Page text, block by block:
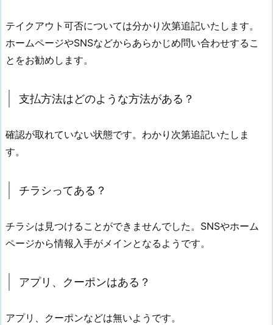
テイクアウト可否については分かり次第追記いたします。
ホームページやSNSなどからあらかじめ問い合わせするこ
とをお勧めします。
支払方法はどのような方法がある？
確認が取れていない状態です。わかり次第追記いたしま
す。
チラシってある？
チラシは見つけることができませんでした。SNSやホーム
ページから情報入手がメインとなるようです。
アプリ、クーポンはある？
アプリ、クーポンなどは無いようです。